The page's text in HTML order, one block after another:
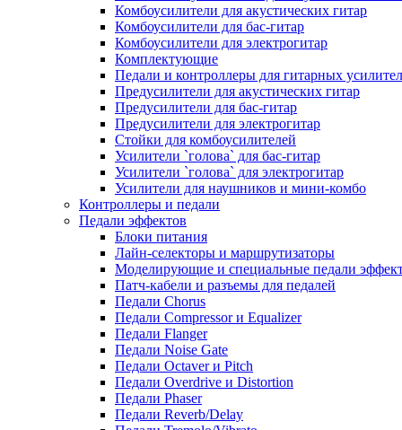
Комбоусилители для акустических гитар
Комбоусилители для бас-гитар
Комбоусилители для электрогитар
Комплектующие
Педали и контроллеры для гитарных
Предусилители для акустических гитар
Предусилители для бас-гитар
Предусилители для электрогитар
Стойки для комбоусилителей
Усилители `голова` для бас-гитар
Усилители `голова` для электрогитар
Усилители для наушников и мини-комбо
Контроллеры и педали
Педали эффектов
Блоки питания
Лайн-селекторы и маршрутизаторы
Моделирующие и специальные педали
Патч-кабели и разъемы для педалей
Педали Chorus
Педали Compressor и Equalizer
Педали Flanger
Педали Noise Gate
Педали Octaver и Pitch
Педали Overdrive и Distortion
Педали Phaser
Педали Reverb/Delay